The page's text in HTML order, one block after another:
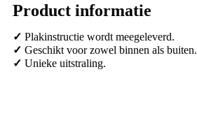
Product informatie
✓ Plakinstructie wordt meegeleverd.
✓ Geschikt voor zowel binnen als buiten.
✓ Unieke uitstraling.